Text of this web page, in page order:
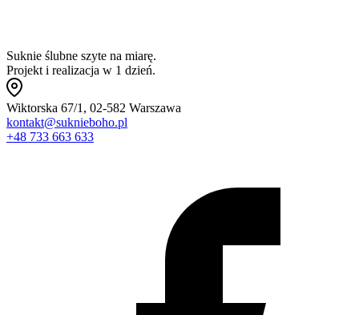
Suknie ślubne szyte na miarę.
Projekt i realizacja w 1 dzień.
Wiktorska 67/1, 02-582 Warszawa
kontakt@suknieboho.pl
+48 733 663 633